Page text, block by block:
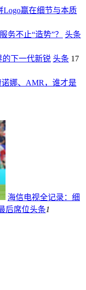
Logo赢在细节与本质
务不止“造势”？
头条
的下一代新锐 头条 17
娜、AMR，谁才是
海信电视全记录：细
后席位头条1